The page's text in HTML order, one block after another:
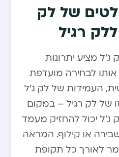
של לק
רגיל
מציע יתרונות
לבחירה מועדפת
העמידות של לק ג’ל
של לק רגיל – במקום
ג’ל יכול להחזיק מעמד
או קילוף. המראה
לאורך כל תקופת